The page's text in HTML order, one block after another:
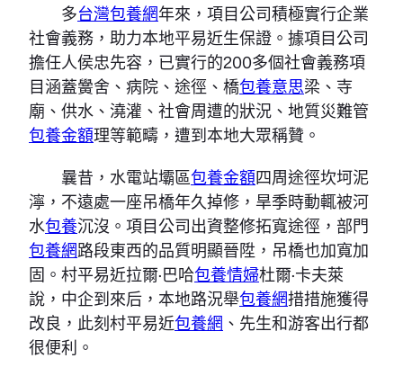
多台灣包養網年來，項目公司積極實行企業
社會義務，助力本地平易近生保證。據項目公司
擔任人侯忠先容，已實行的200多個社會義務項
目涵蓋黌舍、病院、途徑、橋包養意思梁、寺
廟、供水、澆灌、社會周遭的狀況、地質災難管
包養金額理等範疇，遭到本地大眾稱贊。
曩昔，水電站壩區包養金額四周途徑坎坷泥
濘，不遠處一座吊橋年久掉修，旱季時動輒被河
水包養沉沒。項目公司出資整修拓寬途徑，部門
包養網路段東西的品質明顯晉陞，吊橋也加寬加
固。村平易近拉爾·巴哈包養情婦杜爾·卡夫萊
說，中企到來后，本地路況舉包養網措措施獲得
改良，此刻村平易近包養網 、先生和游客出行都
很便利。